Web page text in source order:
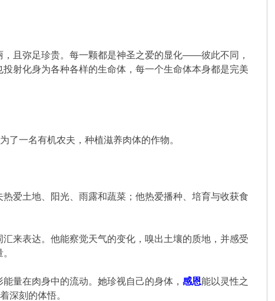
，且弥足珍贵。每一颗都是神圣之爱的显化——彼此不同，
射化身为各种各样的生命体，每一个生命体本身都是完美
一名有机农夫，种植滋养肉体的作物。
爱土地、阳光、雨露和蔬菜；他热爱播种、培育与收获食
来表达。他能察觉天气的变化，嗅出土壤的质地，并感受
量在肉身中的流动。她珍视自己的身体，感恩能以灵性之
深刻的体悟。